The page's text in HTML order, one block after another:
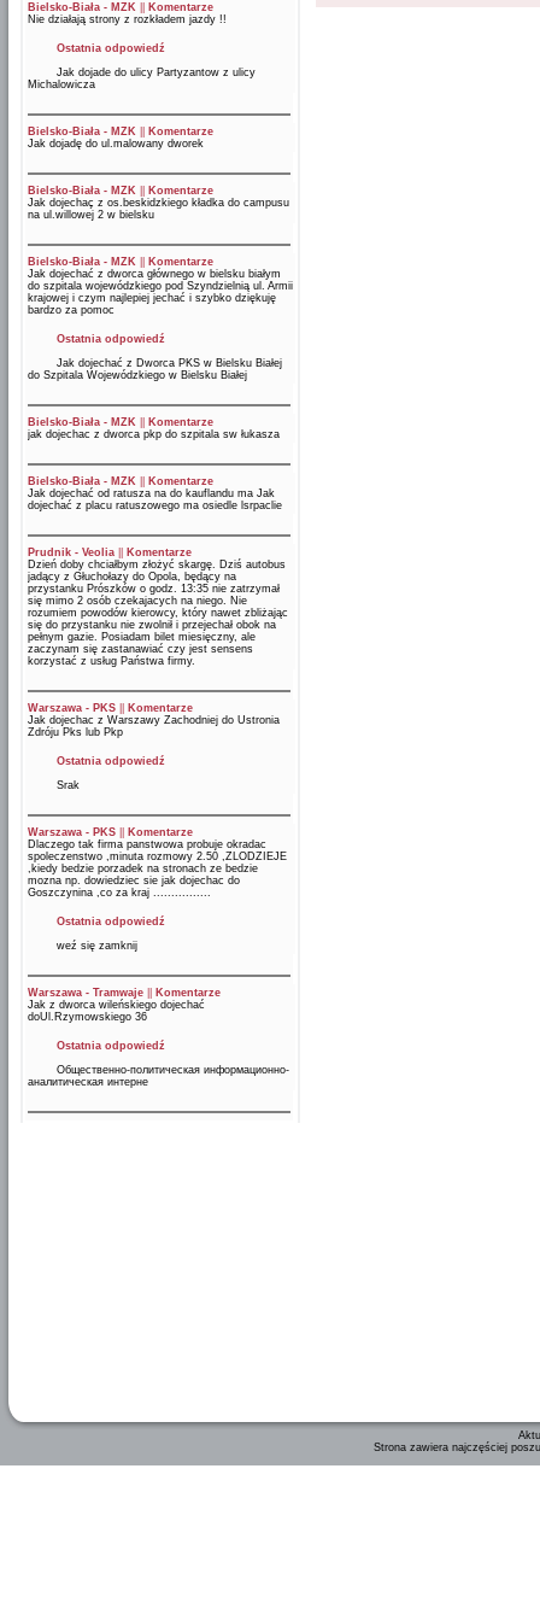
Bielsko-Biała - MZK
Komentarze
Nie działają strony z rozkładem jazdy !!
Ostatnia odpowiedź
Jak dojade do ulicy Partyzantow z ulicy
Michalowicza
Bielsko-Biała - MZK
Komentarze
Jak dojadę do ul.malowany dworek
Bielsko-Biała - MZK
Komentarze
Jak dojechaç z os.beskidzkiego kładka do campusu
na ul.willowej 2 w bielsku
Bielsko-Biała - MZK
Komentarze
Jak dojechać z dworca głównego w bielsku białym
do szpitala wojewódzkiego pod Szyndzielnią ul. Armii
krajowej i czym najlepiej jechać i szybko dziękuję
bardzo za pomoc
Ostatnia odpowiedź
Jak dojechać z Dworca PKS w Bielsku Białej
do Szpitala Wojewódzkiego w Bielsku Białej
Bielsko-Biała - MZK
Komentarze
jak dojechac z dworca pkp do szpitala sw łukasza
Bielsko-Biała - MZK
Komentarze
Jak dojechać od ratusza na do kauflandu ma Jak
dojechać z placu ratuszowego ma osiedle lsrpaclie
Prudnik - Veolia
Komentarze
Dzień doby chciałbym złożyć skargę. Dziś autobus
jadący z Głuchołazy do Opola, będący na
przystanku Prószków o godz. 13:35 nie zatrzymał
się mimo 2 osób czekajacych na niego. Nie
rozumiem powodów kierowcy, który nawet zbliżając
się do przystanku nie zwolnił i przejechał obok na
pełnym gazie. Posiadam bilet miesięczny, ale
zaczynam się zastanawiać czy jest sensens
korzystać z usług Państwa firmy.
Warszawa - PKS
Komentarze
Jak dojechac z Warszawy Zachodniej do Ustronia
Zdróju Pks lub Pkp
Ostatnia odpowiedź
Srak
Warszawa - PKS
Komentarze
Dlaczego tak firma panstwowa probuje okradac
spoleczenstwo ,minuta rozmowy 2.50 ,ZLODZIEJE
,kiedy bedzie porzadek na stronach ze bedzie
mozna np. dowiedziec sie jak dojechac do
Goszczynina ,co za kraj ................
Ostatnia odpowiedź
weź się zamknij
Warszawa - Tramwaje
Komentarze
Jak z dworca wileńskiego dojechać
doUl.Rzymowskiego 36
Ostatnia odpowiedź
Общественно-политическая информационно-
аналитическая интерне
Strona zawiera najczęściej